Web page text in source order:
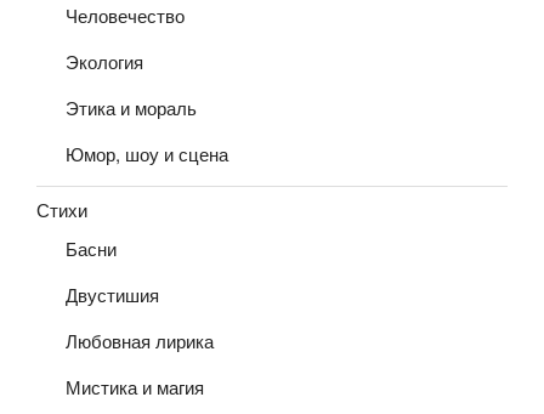
Человечество
Экология
Этика и мораль
Юмор, шоу и сцена
Стихи
Басни
Двустишия
Любовная лирика
Мистика и магия